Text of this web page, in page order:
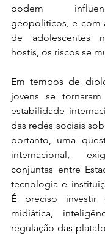
podem
geopolíticos, e com
de adolescentes
hostis, os riscos se
Em tempos de
jovens se
estabilidade
das redes sociais
portanto, uma
internacional,
conjuntas entre
tecnologia e
É preciso investir
midiática,
regulação das